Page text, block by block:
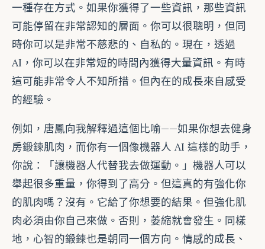
一種存在方式。如果你獲得了一些資訊，那些資訊
可能停留在非常認知的層面。你可以很聰明，但同
時你可以是非常不慈悲的、自私的。現在，透過
AI，你可以在非常短的時間內獲得大量資訊。有時
這可能非常令人不知所措。但內在的成長來自感受
的經驗。
例如，唐鳳向我解釋過這個比喻——如果你想去健身
房鍛鍊肌肉，而你有一個像機器人 AI 這樣的助手，
你說：「讓機器人代替我去做運動。」機器人可以
舉起很多重量，你得到了高分。但這真的有強化你
的肌肉嗎？沒有。它給了你想要的結果。但強化肌
肉必須由你自己來做。否則，萎縮就會發生。同樣
地，心智的鍛鍊也是朝同一個方向。情感的成長、